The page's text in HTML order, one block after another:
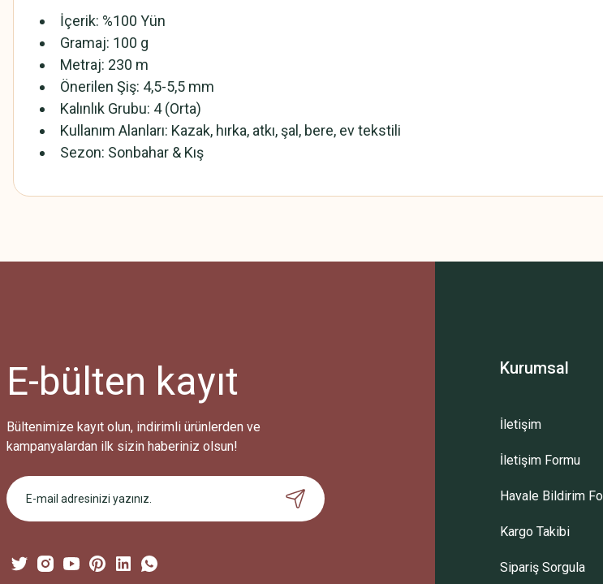
İçerik: %100 Yün
Gramaj: 100 g
Metraj: 230 m
Önerilen Şiş: 4,5-5,5 mm
Kalınlık Grubu: 4 (Orta)
Kullanım Alanları: Kazak, hırka, atkı, şal, bere, ev tekstili
Sezon: Sonbahar & Kış
Bu ürüne ilk yorumu siz
Bu ürüne benzer farklı alternatifler olmalı.
Gönder
E-bülten kayıt
Bültenimize kayıt olun, indirimli ürünlerden ve
kampanyalardan ilk sizin haberiniz olsun!
Kurumsal
İletişim
İletişim Formu
Havale Bildirim
Kargo Takibi
Sipariş Sorgula